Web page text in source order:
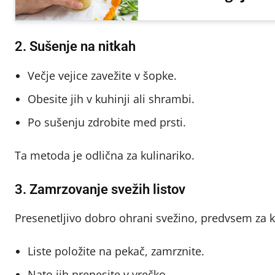
2. Sušenje na nitkah
Večje vejice zavežite v šopke.
Obesite jih v kuhinji ali shrambi.
Po sušenju zdrobite med prsti.
Ta metoda je odlična za kulinariko.
3. Zamrzovanje svežih listov
Presenetljivo dobro ohrani svežino, predvsem za
Liste položite na pekač, zamrznite.